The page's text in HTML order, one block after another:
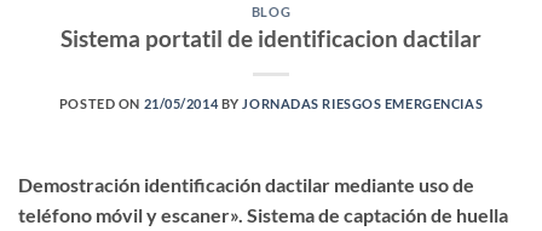
BLOG
Sistema portatil de identificacion dactilar
POSTED ON 21/05/2014 BY JORNADAS RIESGOS EMERGENCIAS
Demostración identificación dactilar mediante uso de
teléfono móvil y escaner». Sistema de captación de huella